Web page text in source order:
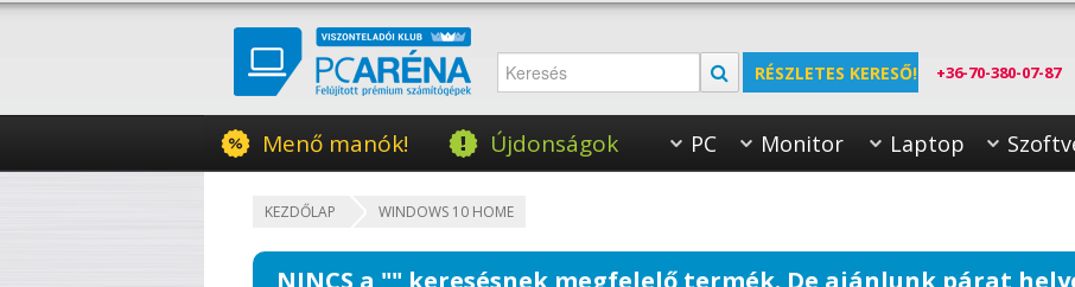
RÉSZLETES KERESŐ! +36-70-380-07-87
Menő manók! Újdonságok PC Monitor Laptop
KEZDŐLAP WINDOWS 10 HOME
NINCS a "" keresésnek megfelelő termék. De ajánlunk párat